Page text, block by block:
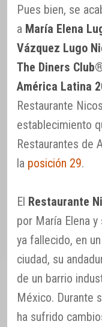
Pues bien, se
a María Elena
Vázquez Lugo
The Diners
América Latina
Restaurante
establecimiento
Restaurantes de
la posición 29.
El Restaurante
por María Elena
ya fallecido, en
ciudad, su
de un barrio
México. Durante
ha sufrido